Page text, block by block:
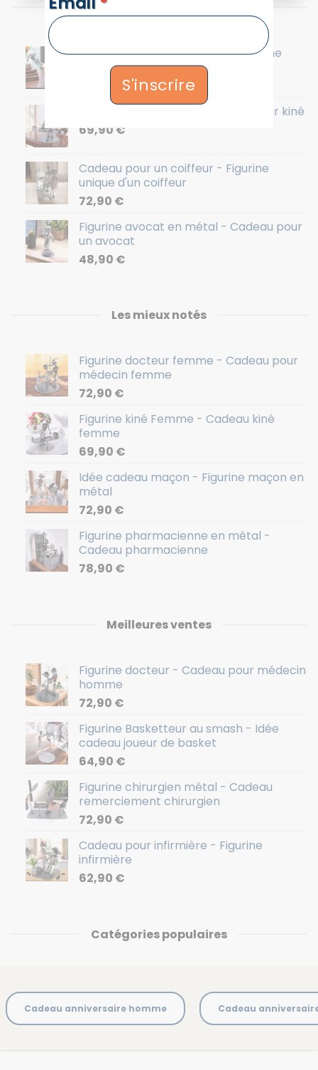
S'inscrire
Les plus recherchés
Cadeau pour gynécologue - Figurine
gynécologue
€
Figurine kiné homme - Cadeau pour kiné
69,90 €
Cadeau pour un coiffeur - Figurine
unique d'un coiffeur
72,90 €
Figurine avocat en métal - Cadeau pour
un avocat
48,90 €
Les mieux notés
Figurine docteur femme - Cadeau pour
médecin femme
72,90 €
Figurine kiné Femme - Cadeau kiné
femme
69,90 €
Idée cadeau maçon - Figurine maçon en
métal
72,90 €
Figurine pharmacienne en métal -
Cadeau pharmacienne
78,90 €
Meilleures ventes
Figurine docteur - Cadeau pour médecin
homme
72,90 €
Figurine Basketteur au smash - Idée
cadeau joueur de basket
64,90 €
Figurine chirurgien métal - Cadeau
remerciement chirurgien
72,90 €
Cadeau pour infirmière - Figurine
infirmière
62,90 €
Catégories populaires
Cadeau anniversaire homme Cadeau